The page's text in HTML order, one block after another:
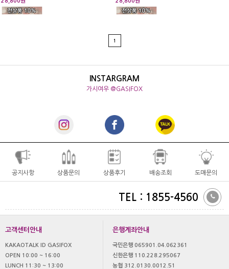
1
INSTARGRAM
가시여우 @GASIFOX
공지사항 상품문의 상품후기 배송조회 도매문의
TEL : 1855-4560
고객센터안내
KAKAOTALK ID GASIFOX
OPEN 10:00 ~ 16:00
LUNCH 11:30 ~ 13:00
은행계좌안내
국민은행 065901.04.062361
신한은행 110.228.295067
농협 312.0130.0012.51